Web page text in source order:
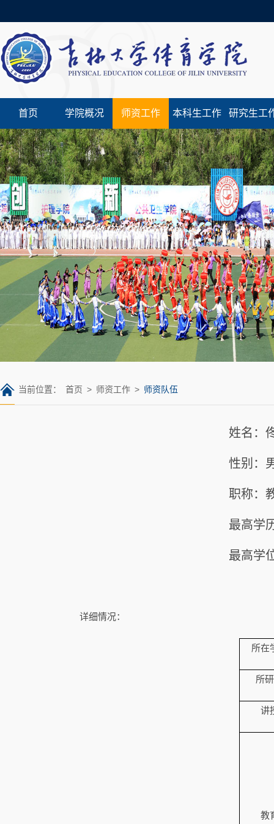
首页 学院概况 师资工作 本科生工作 研究生工
当前位置： 首页 > 师资工作 > 师资队伍
姓名：
性别：
职称：
最高学
最高学
详细情况：
所在
所
讲
教